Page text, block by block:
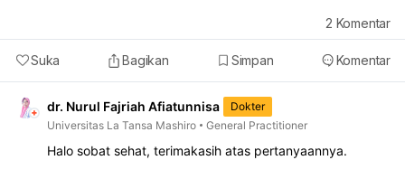
Suka Bagikan Simpan Komentar
2 Komentar
dr. Nurul Fajriah Afiatunnisa
Dokter
Universitas La Tansa Mashiro
General Practitioner
Halo sobat sehat, terimakasih atas pertanyaannya.